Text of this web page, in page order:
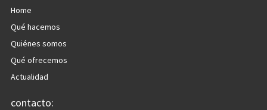
Home
Qué hacemos
Quiénes somos
Qué ofrecemos
Actualidad
contacto: